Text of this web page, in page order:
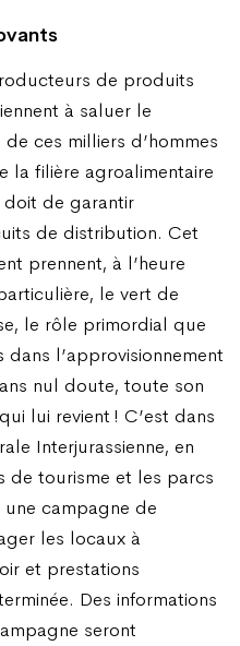
de produits
à saluer le
ces milliers d’hommes
la filière agroalimentaire
de garantir
de distribution. Cet
prennent, à l’heure
le vert de
le rôle primordial que
l’approvisionnement
nul doute, toute son
lui revient ! C’est dans
Interjurassienne, en
de tourisme et les parcs
campagne de
les locaux à
et prestations
Des informations
seront